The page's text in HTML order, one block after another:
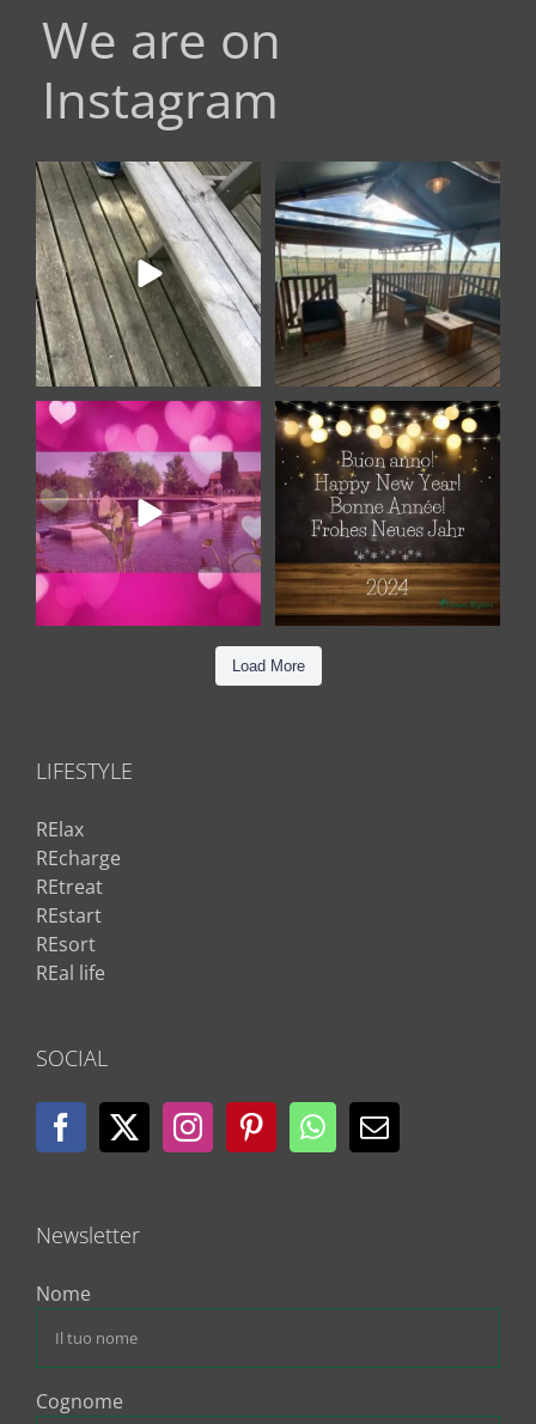
We are on
Instagram
Quando il lusso incontra la
natura: benvenuti nel...
17 0
BOOK YOUR HOLIDAY GATEWAY
AT TENUTA REGINA
11 0
LOVE IS IN THE AIR
Amici di Tenuta...
7 0
Tanti Auguri a tutti voi!
Che il nuovo...
7 0
Load More
LIFESTYLE
RElax
REcharge
REtreat
REstart
REsort
REal life
SOCIAL
Newsletter
Nome
Cognome